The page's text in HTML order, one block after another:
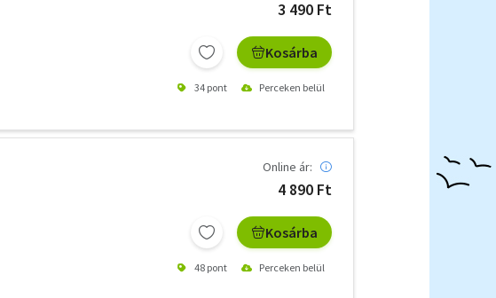
3 490 Ft
Kosárba
34 pont Perceken belül
Online ár:
4 890 Ft
Kosárba
48 pont Perceken belül